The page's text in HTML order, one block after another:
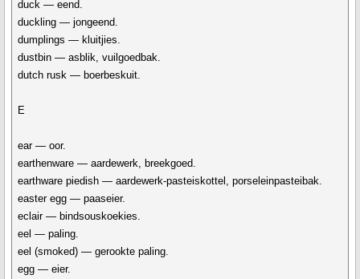
duck — eend.
duckling — jongeend.
dumplings — kluitjies.
dustbin — asblik, vuilgoedbak.
dutch rusk — boerbeskuit.
E
ear — oor.
earthenware — aardewerk, breekgoed.
earthware piedish — aardewerk-pasteiskottel, porseleinpasteibak.
easter egg — paaseier.
eclair — bindsouskoekies.
eel — paling.
eel (smoked) — gerookte paling.
egg — eier.